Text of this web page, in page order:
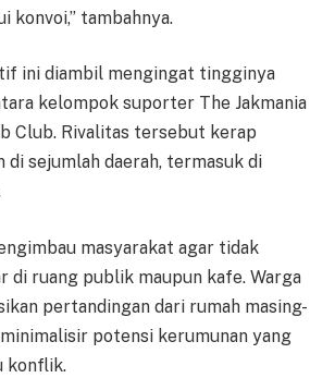
konvoi,” tambahnya.
ini diambil mengingat tingginya
kelompok suporter The Jakmania
Club. Rivalitas tersebut kerap
di sejumlah daerah, termasuk di
masyarakat agar tidak
di ruang publik maupun kafe. Warga
pertandingan dari rumah masing-
potensi kerumunan yang
konflik.